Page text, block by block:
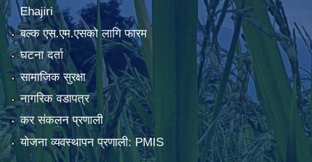
Ehajiri
बल्क एस.एम.एसको लागि फारम
घटना दर्ता
सामाजिक सुरक्षा
नागरिक वडापत्र
कर संकलन प्रणाली
योजना व्यवस्थापन प्रणाली: PMIS